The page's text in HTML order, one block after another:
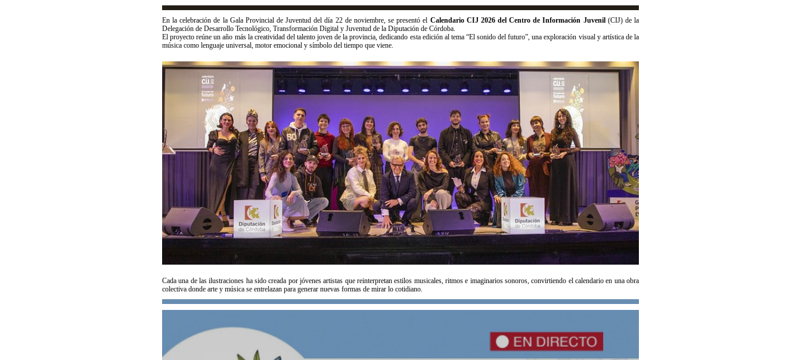
En la celebración de la Gala Provincial de Juventud del día 22 de noviembre, se presentó el Calendario CIJ 2026 del Centro de Información Juvenil(CIJ) de la
Delegación de Desarrollo Tecnológico, Transformación Digital y Juventud de la Diputación de Córdoba.
El proyecto reúne un año más la creatividad del talento joven de la provincia, dedicando esta edición al tema “El sonido del futuro”, una exploración visual y artística de la
música como lenguaje universal, motor emocional y símbolo del tiempo que viene.
Cada una de las ilustraciones ha sido creada por jóvenes artistas que reinterpretan estilos musicales, ritmos e imaginarios sonoros, convirtiendo el calendario en una obra
colectiva donde arte y música se entrelazan para generar nuevas formas de mirar lo cotidiano.